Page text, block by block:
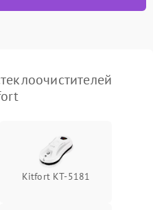
Kitfort КТ-5181